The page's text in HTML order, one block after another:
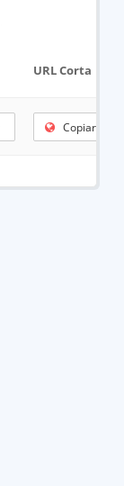
URL Corta
Copiar URL